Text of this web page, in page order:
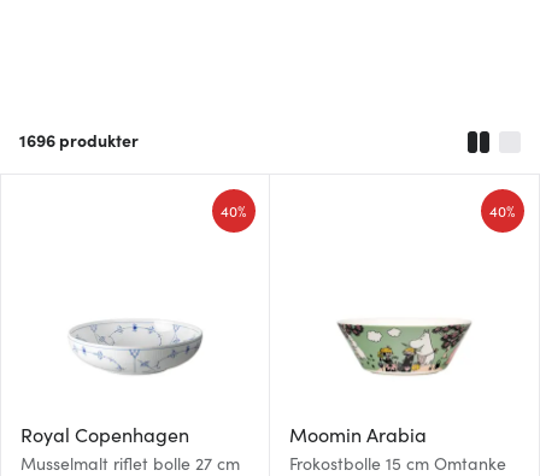
1696 produkter
Royal Copenhagen
Musselmalt riflet bolle 27 cm
40%
Moomin Arabia
Frokostbolle 15 cm Omtanke
40%